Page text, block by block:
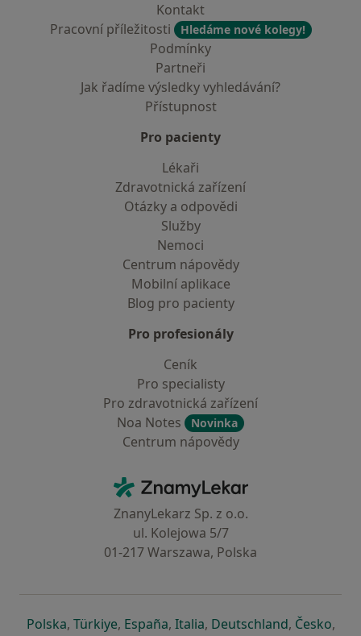
Kontakt
Pracovní příležitosti
Hledáme nové kolegy!
Podmínky
Partneři
Jak řadíme výsledky vyhledávání?
Přístupnost
Pro pacienty
Lékaři
Zdravotnická zařízení
Otázky a odpovědi
Služby
Nemoci
Centrum nápovědy
Mobilní aplikace
Blog pro pacienty
Pro profesionály
Ceník
Pro specialisty
Pro zdravotnická zařízení
Noa Notes
Novinka
Centrum nápovědy
ZnamyLekar - Hlavní stránka
ZnanyLekarz Sp. z o.o.
ul. Kolejowa 5/7
01-217 Warszawa, Polska
Polskase otevře v nové záložce
, Türkiyese otevře v nové záložce
, Españase otevře v nové záložce
, Italiase otevře v nové záložce
, Deutschlandse otevře v
, Českose
,